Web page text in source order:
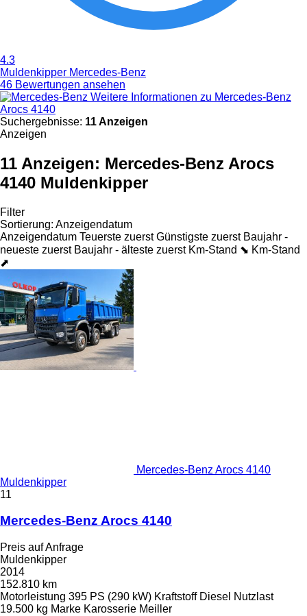
4.3
Muldenkipper Mercedes-Benz
46 Bewertungen ansehen
Weitere Informationen zu Mercedes-Benz
Arocs 4140
Suchergebnisse: 11 Anzeigen
Anzeigen
11 Anzeigen: Mercedes-Benz Arocs
4140 Muldenkipper
Filter
Sortierung: Anzeigendatum
Anzeigendatum Teuerste zuerst Günstigste zuerst Baujahr -
neueste zuerst Baujahr - älteste zuerst Km-Stand ⬊ Km-Stand
⬈
Mercedes-Benz Arocs 4140
Muldenkipper
11
Mercedes-Benz Arocs 4140
Preis auf Anfrage
Muldenkipper
2014
152.810 km
Motorleistung 395 PS (290 kW) Kraftstoff Diesel Nutzlast
19.500 kg Marke Karosserie Meiller